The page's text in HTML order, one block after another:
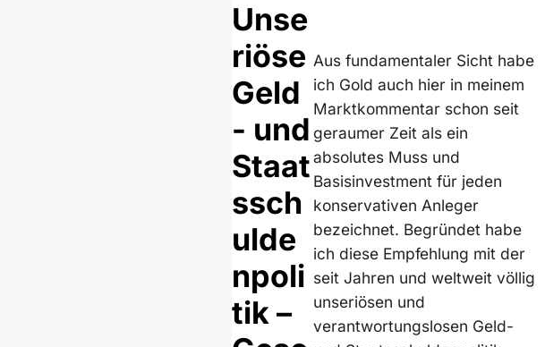
Unse
riöse
Geld
- und
Staat
ssch
ulde
npoli
tik –
Aus fundamentaler Sicht habe
ich Gold auch hier in meinem
Marktkommentar schon seit
geraumer Zeit als ein
absolutes Muss und
Basisinvestment für jeden
konservativen Anleger
bezeichnet. Begründet habe
ich diese Empfehlung mit der
seit Jahren und weltweit völlig
unseriösen und
verantwortungslosen Geld-